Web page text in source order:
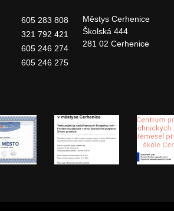
605 283 808
321 792 421
605 246 274
605 246 275
Městys Cerhenice
Školská 444
281 02 Cerhenice